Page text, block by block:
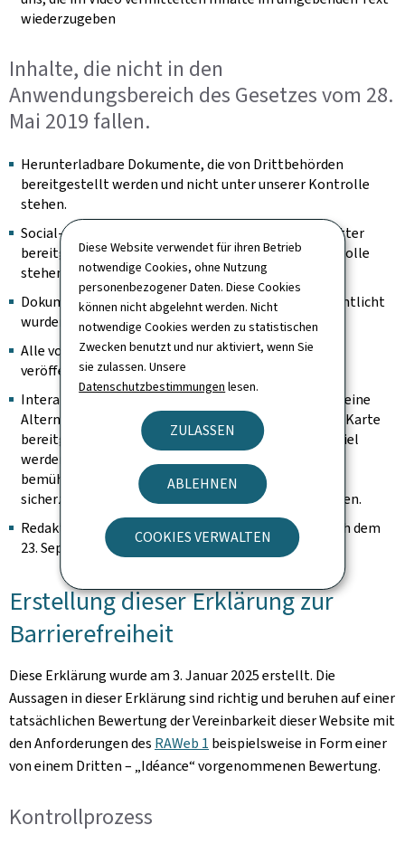
Diese Website verwendet für ihren Betrieb
notwendige Cookies, ohne Nutzung
personenbezogener Daten. Diese Cookies
können nicht abgelehnt werden. Nicht
notwendige Cookies werden zu statistischen
Zwecken benutzt und nur aktiviert, wenn Sie
sie zulassen. Unsere
Datenschutzbestimmungen lesen.
ZULASSEN
ABLEHNEN
COOKIES VERWALTEN
wiederzugeben
Inhalte, die nicht in den
Anwendungsbereich des Gesetzes vom 28.
Mai 2019 fallen.
Herunterladbare Dokumente, die von Drittbehörden
bereitgestellt werden und nicht unter unserer Kontrolle
stehen.
Social-Feed-Bilder, die von Inhaltsaggregatoren Dritter
bereitgestellt werden und nicht unter unserer Kontrolle
stehen.
Dokumente, die vor dem 23. September 2018 veröffentlicht
wurden.
Alle vor dem 23. September 2020 auf der Website
veröffentlichten Videos.
Interaktive Karten sind insoweit ausgenommen, als eine
Alternative auf der Seite vorhanden ist, um die in der Karte
bereitgestellten Information abzurufen (zum Beispiel
werden die Adressen in Worten ausgeschrieben). Wir
bemühen uns, sie identifizierbar zu halten und
sicherzustellen, dass sie keine Tastaturfalle darstellen.
Redaktioneller Inhalt, der als archiviert gilt (der nach dem
23. September 2019 nicht mehr geändert wurde).
Erstellung dieser Erklärung zur
Barrierefreiheit
Diese Erklärung wurde am3. Januar 2025erstellt. Die
Aussagen in dieser Erklärung sind richtig und beruhen auf einer
tatsächlichen Bewertung der Vereinbarkeit dieser Website mit
den Anforderungen des RAWeb 1 beispielsweise in Form einer
von einem Dritten – „Idéance“ vorgenommenen Bewertung.
Kontrollprozess